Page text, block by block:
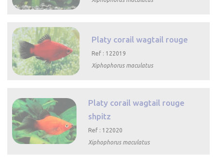
Platy corail wagtail rouge
Ref : 122019
Xiphophorus maculatus
Platy corail wagtail rouge
shpitz
Ref : 122020
Xiphophorus maculatus